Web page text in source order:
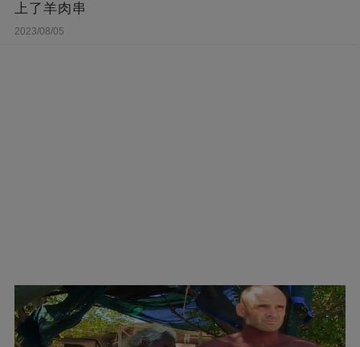
上了羊肉串
2023/08/05